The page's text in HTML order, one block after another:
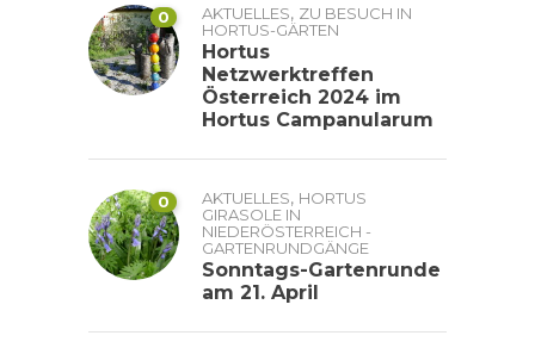
0 AKTUELLES, ZU BESUCH IN
HORTUS-GÄRTEN
Hortus
Netzwerktreffen
Österreich 2024 im
Hortus Campanularum
0 AKTUELLES, HORTUS
GIRASOLE IN
NIEDERÖSTERREICH -
GARTENRUNDGÄNGE
Sonntags-Gartenrunde
am 21. April